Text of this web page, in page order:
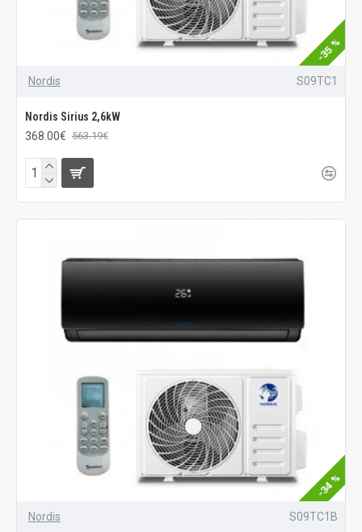
-35 %
Nordis S09TC1
Nordis Sirius 2,6kW
368.00€ 563.19€
-34 %
Nordis S09TC1B